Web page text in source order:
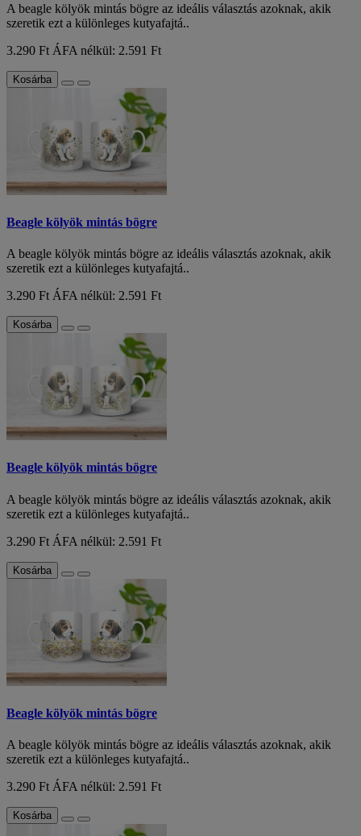
A beagle kölyök mintás bögre az ideális választás azoknak, akik
szeretik ezt a különleges kutyafajtá..
3.290 Ft ÁFA nélkül: 2.591 Ft
Kosárba
Beagle kölyök mintás bögre
A beagle kölyök mintás bögre az ideális választás azoknak, akik
szeretik ezt a különleges kutyafajtá..
3.290 Ft ÁFA nélkül: 2.591 Ft
Kosárba
Beagle kölyök mintás bögre
A beagle kölyök mintás bögre az ideális választás azoknak, akik
szeretik ezt a különleges kutyafajtá..
3.290 Ft ÁFA nélkül: 2.591 Ft
Kosárba
Beagle kölyök mintás bögre
A beagle kölyök mintás bögre az ideális választás azoknak, akik
szeretik ezt a különleges kutyafajtá..
3.290 Ft ÁFA nélkül: 2.591 Ft
Kosárba